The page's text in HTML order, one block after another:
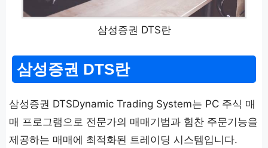
삼성증권 DTS란
삼성증권 DTS란
삼성증권 DTSDynamic Trading System는 PC 주식 매
매 프로그램으로 전문가의 매매기법과 힘찬 주문기능을
제공하는 매매에 최적화된 트레이딩 시스템입니다.